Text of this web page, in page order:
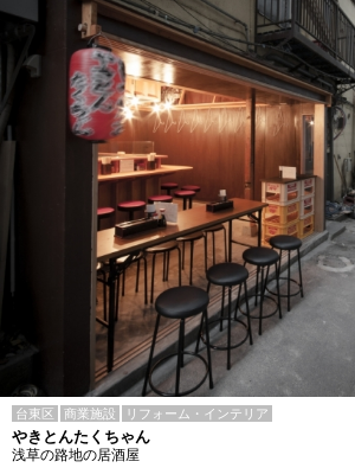
台東区 商業施設 リフォーム・インテリア
やきとんたくちゃん
浅草の路地の居酒屋